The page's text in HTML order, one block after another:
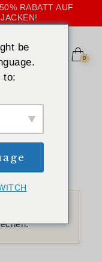
RABATT AUF
0
be
to: